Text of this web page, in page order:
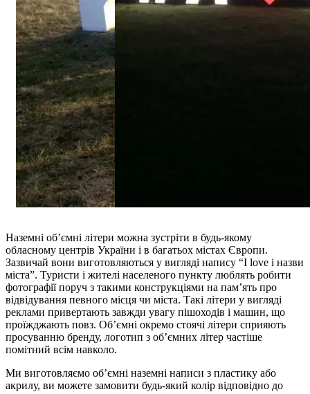
Наземні об’ємні літери можна зустріти в будь-якому
обласному центрів України і в багатьох містах Європи.
Зазвичай вони виготовляються у вигляді напису “I love і назви
міста”. Туристи і жителі населеного пункту люблять робити
фотографії поруч з такими конструкціями на пам’ять про
відвідування певного місця чи міста. Такі літери у вигляді
реклами привертають завжди увагу пішоходів і машин, що
проїжджають повз. Об’ємні окремо стоячі літери сприяють
просуванню бренду, логотип з об’ємних літер частіше
помітний всім навколо.
Ми виготовляємо об’ємні наземні написи з пластику або
акрилу, ви можете замовити будь-який колір відповідно до